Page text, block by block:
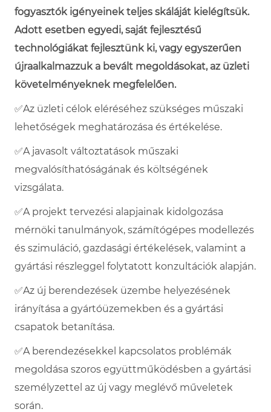
fogyasztók igényeinek teljes skáláját kielégítsük.
Adott esetben egyedi, saját fejlesztésű
technológiákat fejlesztünk ki, vagy egyszerűen
újraalkalmazzuk a bevált megoldásokat, az üzleti
követelményeknek megfelelően.
✅Az üzleti célok eléréséhez szükséges műszaki
lehetőségek meghatározása és értékelése.
✅A javasolt változtatások műszaki
megvalósíthatóságának és költségének
vizsgálata.
✅A projekt tervezési alapjainak kidolgozása
mérnöki tanulmányok, számítógépes modellezés
és szimuláció, gazdasági értékelések, valamint a
gyártási részleggel folytatott konzultációk alapján.
✅Az új berendezések üzembe helyezésének
irányítása a gyártóüzemekben és a gyártási
csapatok betanítása.
✅A berendezésekkel kapcsolatos problémák
megoldása szoros együttműködésben a gyártási
személyzettel az új vagy meglévő műveletek
során.